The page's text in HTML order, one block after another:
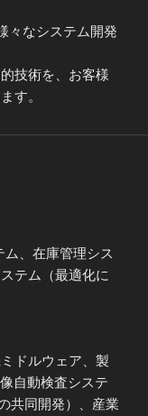
々なシステム開発
技術を、お客様
す。
、在庫管理シス
テム（最適化に
ドルウェア、製
自動検査システ
共同開発）、産業